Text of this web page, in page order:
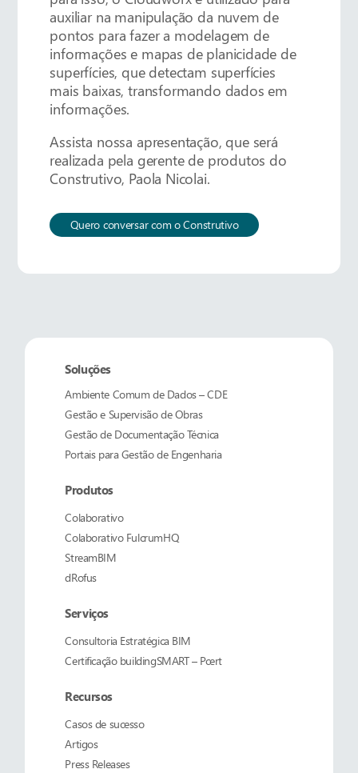
auxiliar na manipulação da nuvem de
pontos para fazer a modelagem de
informações e mapas de planicidade de
superfícies, que detectam superfícies
mais baixas, transformando dados em
informações.
Assista nossa apresentação, que será
realizada pela gerente de produtos do
Construtivo, Paola Nicolai.
Quero conversar com o Construtivo
Soluções
Ambiente Comum de Dados – CDE
Gestão e Supervisão de Obras
Gestão de Documentação Técnica
Portais para Gestão de Engenharia
Produtos
Colaborativo
Colaborativo FulcrumHQ
StreamBIM
dRofus
Serviços
Consultoria Estratégica BIM
Certificação buildingSMART – Pcert
Recursos
Casos de sucesso
Artigos
Press Releases